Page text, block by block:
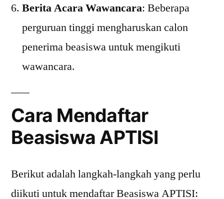
Berita Acara Wawancara: Beberapa
perguruan tinggi mengharuskan calon
penerima beasiswa untuk mengikuti
wawancara.
Cara Mendaftar
Beasiswa APTISI
Berikut adalah langkah-langkah yang perlu
diikuti untuk mendaftar Beasiswa APTISI: